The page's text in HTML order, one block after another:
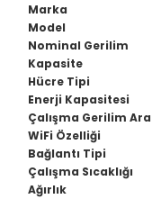
Marka
Model
Nominal Gerilim
Kapasite
Hücre Tipi
Enerji Kapasitesi
Çalışma Gerilim
WiFi Özelliği
Bağlantı Tipi
Çalışma Sıcaklığı
Ağırlık